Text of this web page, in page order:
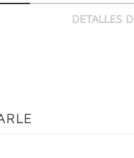
DETALLES